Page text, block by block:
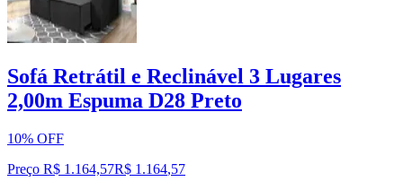
Sofá Retrátil e Reclinável 3 Lugares
2,00m Espuma D28 Preto
10% OFF
Preço R$ 1.164,57R$ 1.164,57